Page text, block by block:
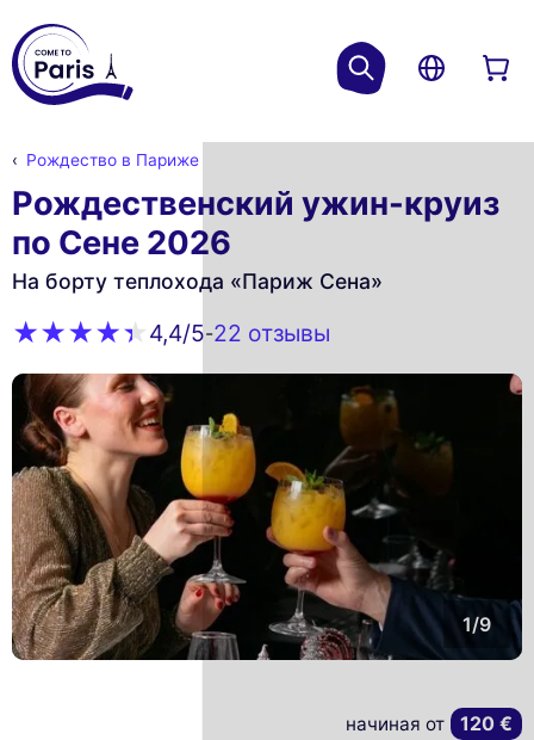
Рождество в Париже
Рождественский ужин-круиз
по Сене 2026
На борту теплохода «Париж Сена»
4,4/5-22 oтзывы
1/9
начиная от 120 €